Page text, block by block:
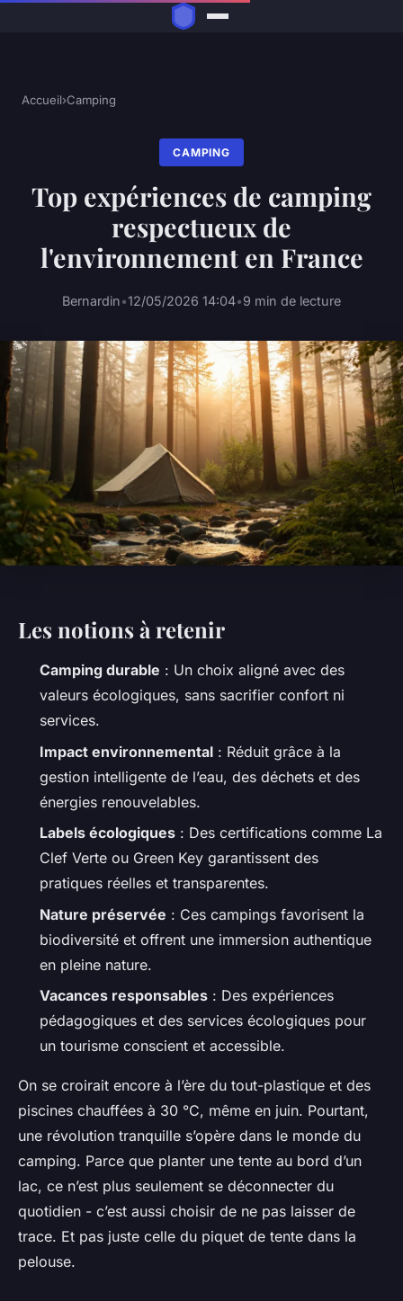
Accueil›Camping
CAMPING
Top expériences de camping
respectueux de
l'environnement en France
Bernardin•12/05/2026 14:04•9 min de lecture
Les notions à retenir
Camping durable : Un choix aligné avec des
valeurs écologiques, sans sacrifier confort ni
services.
Impact environnemental : Réduit grâce à la
gestion intelligente de l’eau, des déchets et des
énergies renouvelables.
Labels écologiques : Des certifications comme La
Clef Verte ou Green Key garantissent des
pratiques réelles et transparentes.
Nature préservée : Ces campings favorisent la
biodiversité et offrent une immersion authentique
en pleine nature.
Vacances responsables : Des expériences
pédagogiques et des services écologiques pour
un tourisme conscient et accessible.
On se croirait encore à l’ère du tout-plastique et des
piscines chauffées à 30 °C, même en juin. Pourtant,
une révolution tranquille s’opère dans le monde du
camping. Parce que planter une tente au bord d’un
lac, ce n’est plus seulement se déconnecter du
quotidien - c’est aussi choisir de ne pas laisser de
trace. Et pas juste celle du piquet de tente dans la
pelouse.